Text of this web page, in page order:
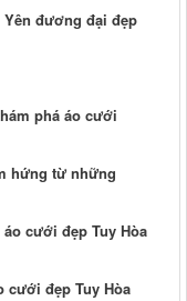
đương đại đẹp
phá áo cưới
hứng từ những
cưới đẹp Tuy Hòa
cưới đẹp Tuy Hòa